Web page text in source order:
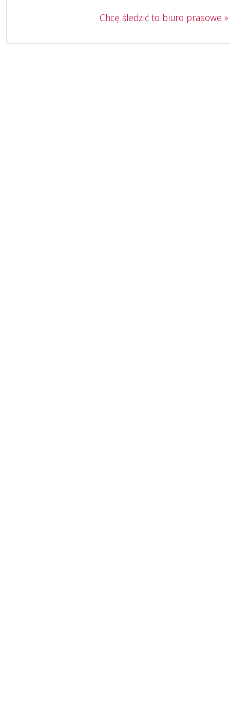
Chcę śledzić to biuro prasowe »